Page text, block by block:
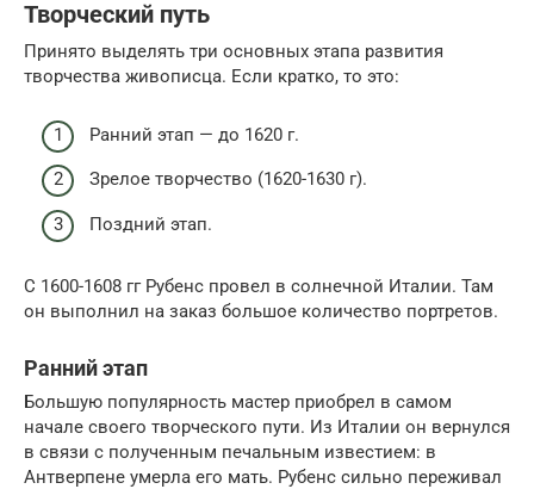
Творческий путь
Принято выделять три основных этапа развития
творчества живописца. Если кратко, то это:
Ранний этап — до 1620 г.
Зрелое творчество (1620-1630 г).
Поздний этап.
С 1600-1608 гг Рубенс провел в солнечной Италии. Там
он выполнил на заказ большое количество портретов.
Ранний этап
Большую популярность мастер приобрел в самом
начале своего творческого пути. Из Италии он вернулся
в связи с полученным печальным известием: в
Антверпене умерла его мать. Рубенс сильно переживал